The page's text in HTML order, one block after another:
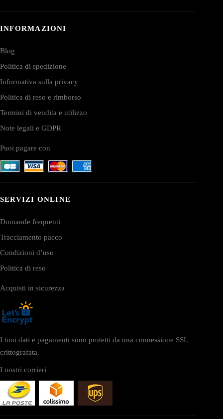
INFORMAZIONI
Blog
Politica di spedizione
Informativa sulla privacy
Politica di reso e rimborso
Termini di vendita e utilizzo
Note legali e GDPR
Puoi pagare con
SERVIZI ONLINE
Domande frequenti
Tracciamento pacco
Condizioni d’uso
Politica di reso
Acquisti in sicurezza
I tuoi dati e pagamenti sono protetti da una connessione SSL
crittografata.
I nostri corrieri